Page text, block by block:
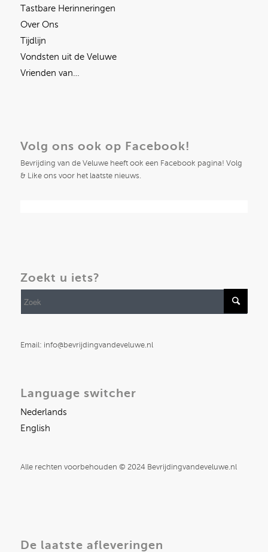
Tastbare Herinneringen
Over Ons
Tijdlijn
Vondsten uit de Veluwe
Vrienden van…
Volg ons ook op Facebook!
Bevrijding van de Veluwe heeft ook een Facebook pagina! Volg
& Like ons voor het laatste nieuws.
Zoekt u iets?
Email: info@bevrijdingvandeveluwe.nl
Language switcher
Nederlands
English
Alle rechten voorbehouden © 2024 Bevrijdingvandeveluwe.nl
De laatste afleveringen